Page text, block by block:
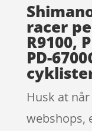
racer
R9100,
PD-
Husk at
webshops,